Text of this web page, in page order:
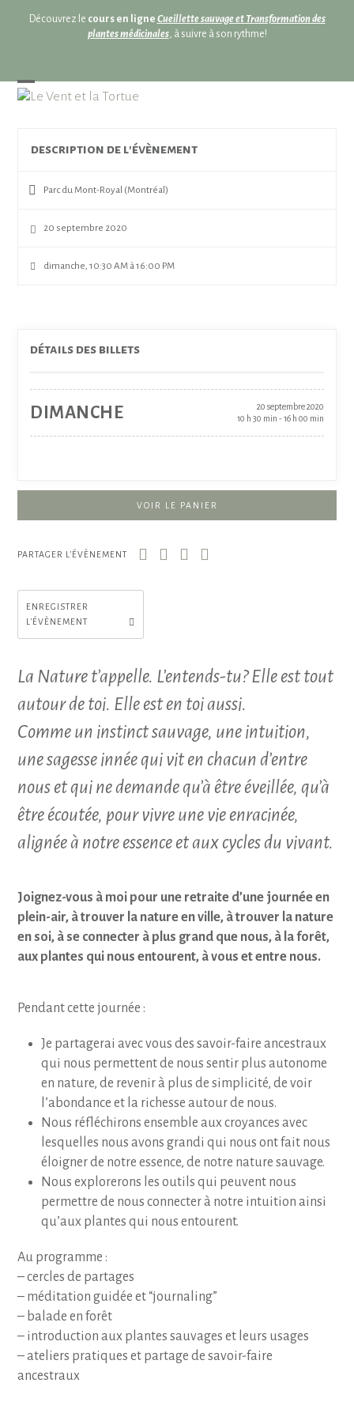
Découvrez le cours en ligne Cueillette sauvage et Transformation des
plantes médicinales, à suivre à son rythme!
Open
menu
Close
menu
description de l'évènement
Parc du Mont-Royal (Montréal)
20 septembre 2020
dimanche, 10:30 AM à 16:00 PM
détails des billets
DIMANCHE
20 septembre 2020
10 h 30 min - 16 h 00 min
VOIR LE PANIER
PARTAGER L'ÉVÈNEMENT
ENREGISTRER
L'ÉVÈNEMENT
La Nature t’appelle. L’entends-tu? Elle est tout
autour de toi. Elle est en toi aussi.
Comme un instinct sauvage, une intuition,
une sagesse innée qui vit en chacun d’entre
nous et qui ne demande qu’à être éveillée, qu’à
être écoutée, pour vivre une vie enracinée,
alignée à notre essence et aux cycles du vivant.
Joignez-vous à moi pour une retraite d’une journée en
plein-air, à trouver la nature en ville, à trouver la nature
en soi, à se connecter à plus grand que nous, à la forêt,
aux plantes qui nous entourent, à vous et entre nous.
Pendant cette journée :
Je partagerai avec vous des savoir-faire ancestraux
qui nous permettent de nous sentir plus autonome
en nature, de revenir à plus de simplicité, de voir
l’abondance et la richesse autour de nous.
Nous réfléchirons ensemble aux croyances avec
lesquelles nous avons grandi qui nous ont fait nous
éloigner de notre essence, de notre nature sauvage.
Nous explorerons les outils qui peuvent nous
permettre de nous connecter à notre intuition ainsi
qu’aux plantes qui nous entourent.
Au programme :
– cercles de partages
– méditation guidée et “journaling”
– balade en forêt
– introduction aux plantes sauvages et leurs usages
– ateliers pratiques et partage de savoir-faire
ancestraux